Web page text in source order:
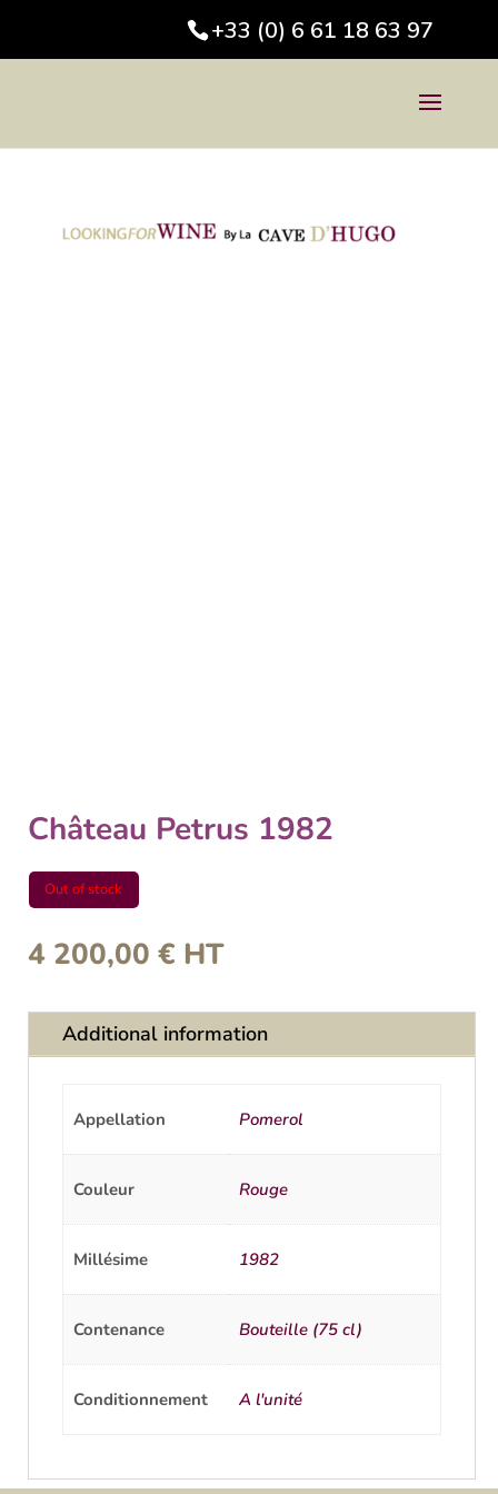
+33 (0) 6 61 18 63 97
Château Petrus 1982
Out of stock
4 200,00 € HT
Additional information
Appellation Pomerol
Couleur Rouge
Millésime 1982
Contenance Bouteille (75 cl)
Conditionnement A l'unité